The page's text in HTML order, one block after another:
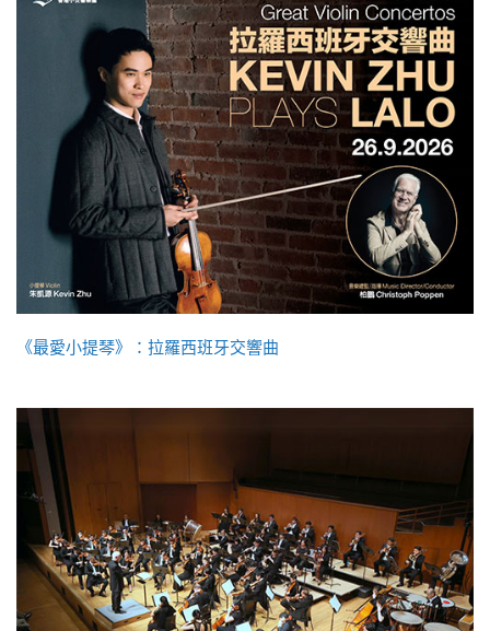
《最愛小提琴》：拉羅西班牙交響曲